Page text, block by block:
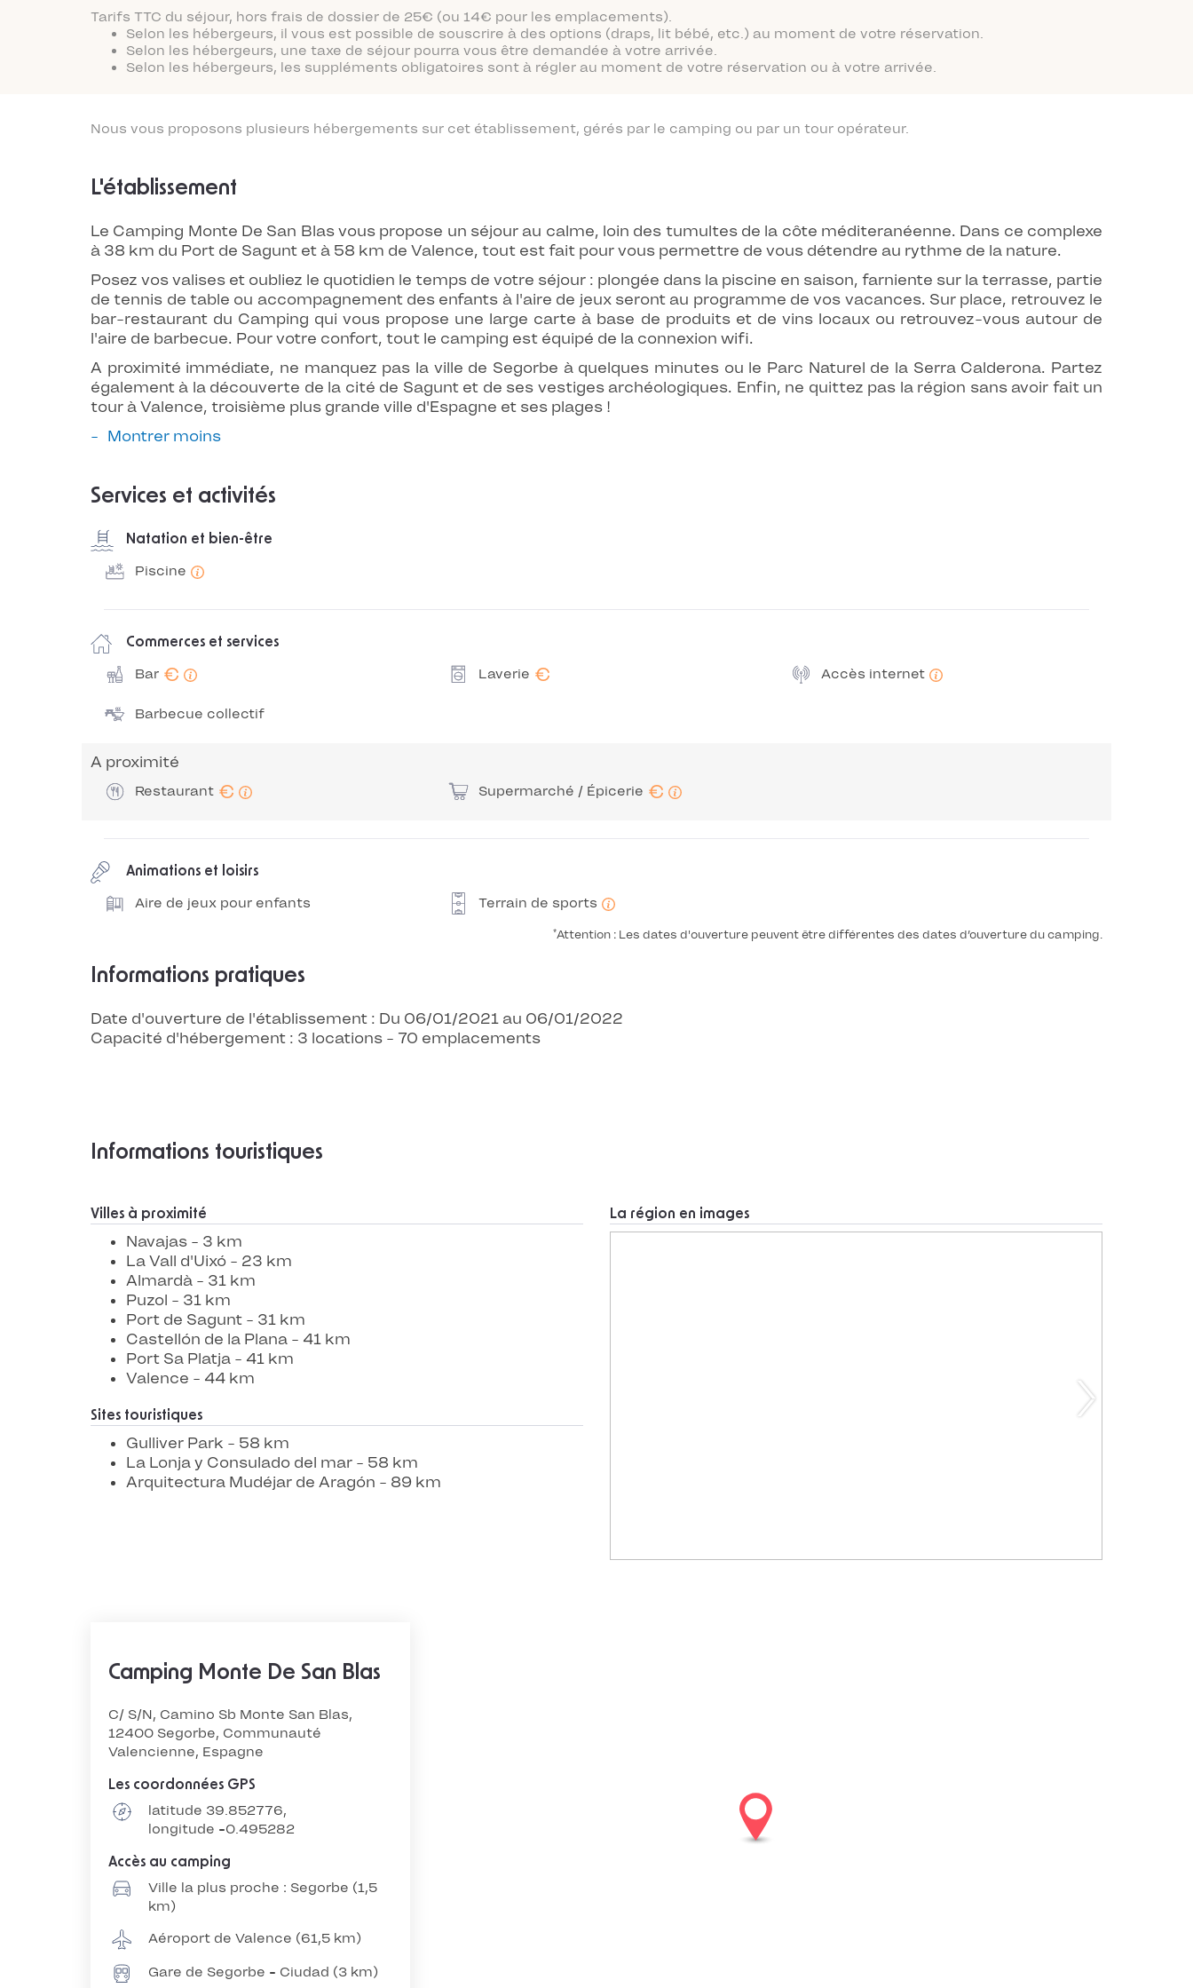
Tarifs TTC du séjour, hors frais de dossier de 25€ (ou 14€ pour les emplacements).
Selon les hébergeurs, il vous est possible de souscrire à des options (draps, lit bébé, etc.) au moment de votre réservation.
Selon les hébergeurs, une taxe de séjour pourra vous être demandée à votre arrivée.
Selon les hébergeurs, les suppléments obligatoires sont à régler au moment de votre réservation ou à votre arrivée.
Nous vous proposons plusieurs hébergements sur cet établissement, gérés par le camping ou par un tour opérateur.
L'établissement
Le Camping Monte De San Blas vous propose un séjour au calme, loin des tumultes de la côte méditeranéenne. Dans ce complexe
à 38 km du Port de Sagunt et à 58 km de Valence, tout est fait pour vous permettre de vous détendre au rythme de la nature.
Posez vos valises et oubliez le quotidien le temps de votre séjour : plongée dans la piscine en saison, farniente sur la terrasse, partie
de tennis de table ou accompagnement des enfants à l'aire de jeux seront au programme de vos vacances. Sur place, retrouvez le
bar-restaurant du Camping qui vous propose une large carte à base de produits et de vins locaux ou retrouvez-vous autour de
l'aire de barbecue. Pour votre confort, tout le camping est équipé de la connexion wifi.
A proximité immédiate, ne manquez pas la ville de Segorbe à quelques minutes ou le Parc Naturel de la Serra Calderona. Partez
également à la découverte de la cité de Sagunt et de ses vestiges archéologiques. Enfin, ne quittez pas la région sans avoir fait un
tour à Valence, troisième plus grande ville d'Espagne et ses plages !
Montrer moins
Services et activités
Natation et bien-être
Piscine
Commerces et services
Bar € Laverie € Accès internet
Barbecue collectif
A proximité
Restaurant € Supermarché / Épicerie €
Animations et loisirs
Aire de jeux pour enfants Terrain de sports
*Attention : Les dates d'ouverture peuvent être différentes des dates d’ouverture du camping.
Informations pratiques
Date d'ouverture de l'établissement : Du 06/01/2021 au 06/01/2022
Capacité d'hébergement : 3 locations - 70 emplacements
Informations touristiques
Villes à proximité
Navajas - 3 km
La Vall d'Uixó - 23 km
Almardà - 31 km
Puzol - 31 km
Port de Sagunt - 31 km
Castellón de la Plana - 41 km
Port Sa Platja - 41 km
Valence - 44 km
Sites touristiques
Gulliver Park - 58 km
La Lonja y Consulado del mar - 58 km
Arquitectura Mudéjar de Aragón - 89 km
La région en images
Camping Monte De San Blas
C/ S/N, Camino Sb Monte San Blas,
12400 Segorbe, Communauté
Valencienne, Espagne
Les coordonnées GPS
latitude 39.852776,
longitude -0.495282
Accès au camping
Ville la plus proche : Segorbe (1,5
km)
Aéroport de Valence (61,5 km)
Gare de Segorbe - Ciudad (3 km)